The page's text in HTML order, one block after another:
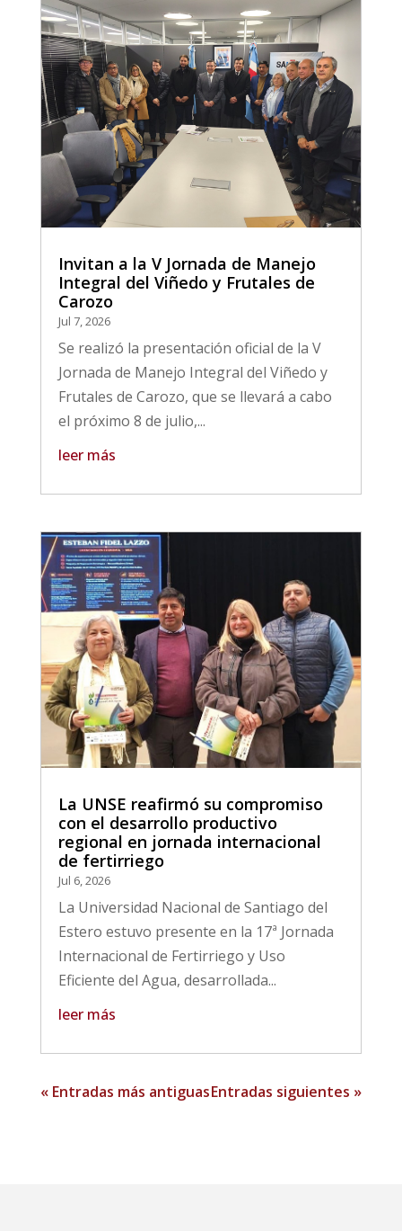
Invitan a la V Jornada de Manejo
Integral del Viñedo y Frutales de
Carozo
Jul 7, 2026
Se realizó la presentación oficial de la V
Jornada de Manejo Integral del Viñedo y
Frutales de Carozo, que se llevará a cabo
el próximo 8 de julio,...
leer más
La UNSE reafirmó su compromiso
con el desarrollo productivo
regional en jornada internacional
de fertirriego
Jul 6, 2026
La Universidad Nacional de Santiago del
Estero estuvo presente en la 17ª Jornada
Internacional de Fertirriego y Uso
Eficiente del Agua, desarrollada...
leer más
« Entradas más antiguasEntradas siguientes »